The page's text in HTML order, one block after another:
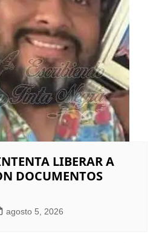
LIBERAR A
DOCUMENTOS
agosto 5, 2026